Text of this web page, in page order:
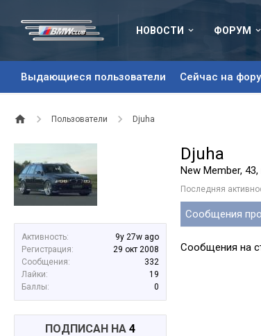
НОВОСТИ ФОРУМ
Выдающиеся пользователи Сейчас на
Пользователи Djuha
Активность:
9y 27w ago
Регистрация:
29 окт 2008
Сообщения:
332
Лайки:
19
Баллы:
0
ПОДПИСАН НА 4
Djuha
New Member, 43,
Последняя
Сообщения
Сообщения на